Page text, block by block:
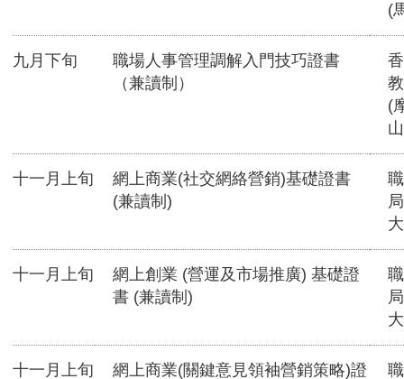
(
九月下旬
職場人事管理調解入門技巧證書
（兼讀制）
(
十一月上旬
網上商業(社交網絡營銷)基礎證書
(兼讀制)
十一月上旬
網上創業 (營運及市場推廣) 基礎證
書 (兼讀制)
十一月上旬
網上商業(關鍵意見領袖營銷策略)證